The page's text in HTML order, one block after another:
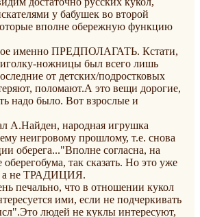
у бабушек во второй
вполне обережную функцию
именно ПРЕДПОЛАГАТЬ. Кстати,
иголку-ножницы был всего лишь
от детских/подростковых
поломают.А это вещи дорогие,
надо было. Вот взрослые и
А.Найден, народная игрушка
неигровому прошлому, т.е. снова
оберега..."Вполне согласна, на
так сказать. Но это уже
а не ТРАДИЦИЯ.
печально, что в отношении кукол
ими, если не подчеркивать
людей не куклы интересуют,